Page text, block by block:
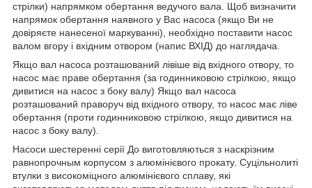
стрілки) напрямком обертання ведучого вала. Щоб визначити
напрямок обертання наявного у Вас насоса (якщо Ви не
довіряєте нанесеної маркуванні), необхідно поставити насос
валом вгору і вхідним отвором (напис ВХІД) до наглядача.
Якщо вал насоса розташований лівіше від вхідного отвору, то
насос має праве обертання (за годинниковою стрілкою, якщо
дивитися на насос з боку валу) Якщо вал насоса
розташований праворуч від вхідного отвору, то насос має ліве
обертання (проти годинниковою стрілкою, якщо дивитися на
насос з боку валу).
Насоси шестеренні серії До виготовляються з наскрізним
равнопрочным корпусом з алюмінієвого прокату. Суцільнолиті
втулки з високоміцного алюмінієвого сплаву, які